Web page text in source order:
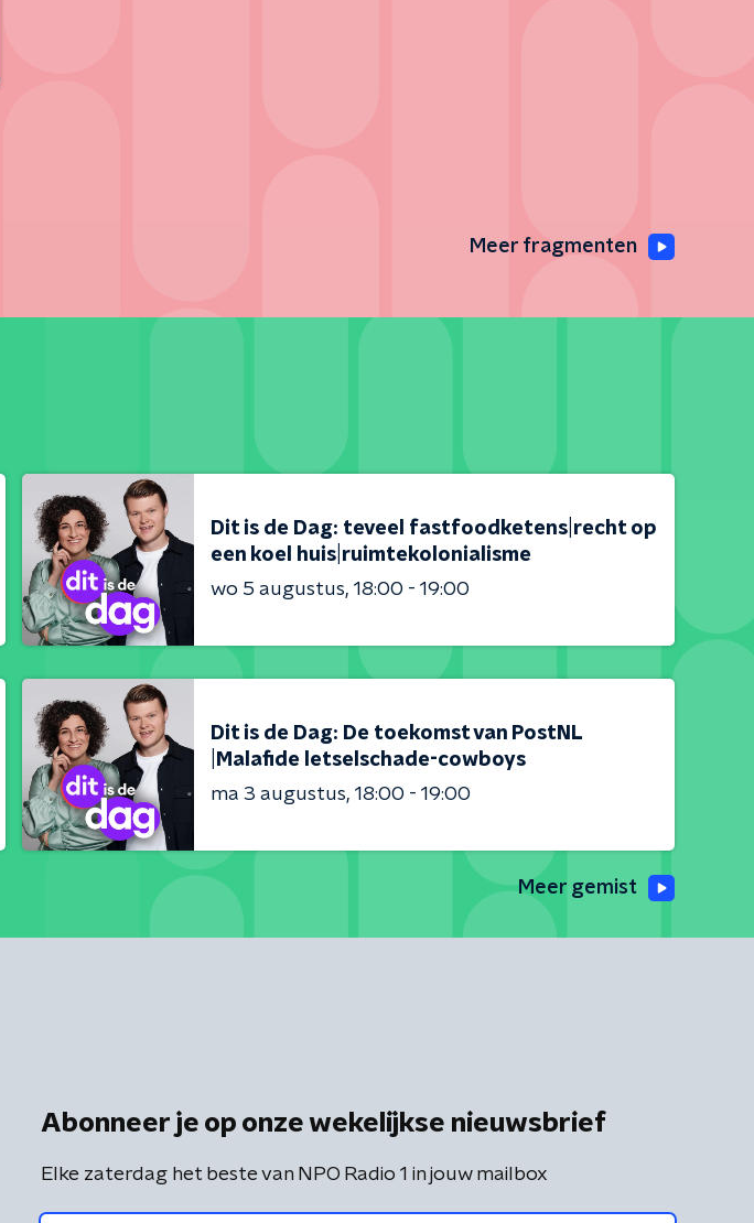
Meer fragmenten
Dit is de Dag: teveel fastfoodketens|recht op
een koel huis|ruimtekolonialisme
wo 5 augustus 18:00 - 19:00
Dit is de Dag: De toekomst van PostNL
|Malafide letselschade-cowboys
ma 3 augustus 18:00 - 19:00
Meer gemist
Abonneer je op onze wekelijkse nieuwsbrief
Elke zaterdag het beste van NPO Radio 1 in jouw mailbox